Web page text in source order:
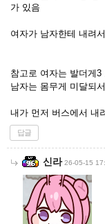
가 있음
여자가 남자한테 내려
참고로 여자는 발더게3
남자는 몸무게 미달되
내가 먼저 버스에서 내
답글
신라 26-05-15